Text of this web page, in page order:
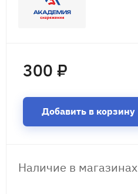
300 ₽
Добавить в корзину
Наличие в магазинах